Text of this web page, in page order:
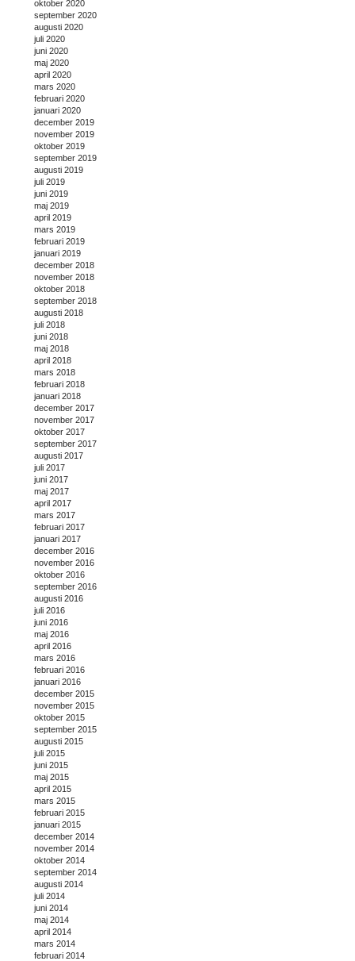
oktober 2020
september 2020
augusti 2020
juli 2020
juni 2020
maj 2020
april 2020
mars 2020
februari 2020
januari 2020
december 2019
november 2019
oktober 2019
september 2019
augusti 2019
juli 2019
juni 2019
maj 2019
april 2019
mars 2019
februari 2019
januari 2019
december 2018
november 2018
oktober 2018
september 2018
augusti 2018
juli 2018
juni 2018
maj 2018
april 2018
mars 2018
februari 2018
januari 2018
december 2017
november 2017
oktober 2017
september 2017
augusti 2017
juli 2017
juni 2017
maj 2017
april 2017
mars 2017
februari 2017
januari 2017
december 2016
november 2016
oktober 2016
september 2016
augusti 2016
juli 2016
juni 2016
maj 2016
april 2016
mars 2016
februari 2016
januari 2016
december 2015
november 2015
oktober 2015
september 2015
augusti 2015
juli 2015
juni 2015
maj 2015
april 2015
mars 2015
februari 2015
januari 2015
december 2014
november 2014
oktober 2014
september 2014
augusti 2014
juli 2014
juni 2014
maj 2014
april 2014
mars 2014
februari 2014